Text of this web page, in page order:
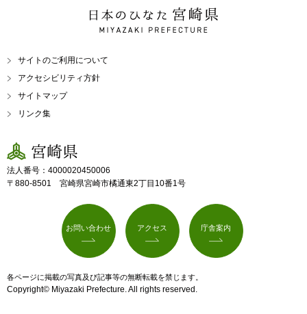
日本のひなた 宮崎県
MIYAZAKI PREFECTURE
サイトのご利用について
アクセシビリティ方針
サイトマップ
リンク集
宮崎県
法人番号：4000020450006
〒880-8501 宮崎県宮崎市橘通東2丁目10番1号
お問い合わせ アクセス 庁舎案内
各ページに掲載の写真及び記事等の無断転載を禁じます。
Copyright© Miyazaki Prefecture. All rights reserved.